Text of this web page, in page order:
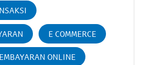
E COMMERCE
ONLINE